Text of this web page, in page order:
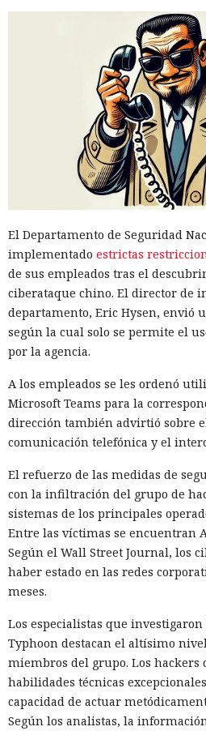
El Departamento de Seguridad
implementado estrictas
de sus empleados tras el
ciberataque chino. El director de
departamento, Eric Hysen, envió
según la cual solo se permite el
por la agencia.
A los empleados se les ordenó
Microsoft Teams para la
dirección también advirtió sobre
comunicación telefónica y el
El refuerzo de las medidas de
con la infiltración del grupo de
sistemas de los principales
Entre las víctimas se encuentran
Según el Wall Street Journal, los
haber estado en las redes
meses.
Los especialistas que
Typhoon destacan el altísimo
miembros del grupo. Los hackers
habilidades técnicas
capacidad de actuar
Según los analistas, la